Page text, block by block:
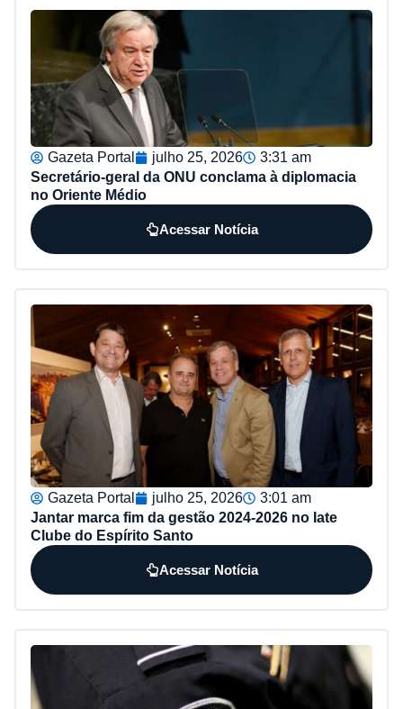
Gazeta Portal julho 25, 2026
3:31 am
Secretário-geral da ONU conclama à diplomacia
no Oriente Médio
Acessar Notícia
Gazeta Portal julho 25, 2026
3:01 am
Jantar marca fim da gestão 2024-2026 no Iate
Clube do Espírito Santo
Acessar Notícia